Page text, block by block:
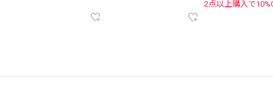
2点以上購入で10